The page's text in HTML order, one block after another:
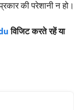
की परेशानी न हो।
विजिट करते रहें या